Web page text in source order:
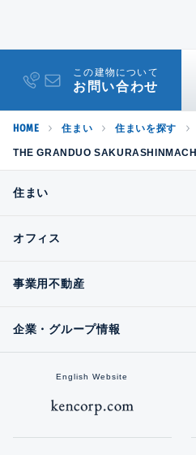
この建物について
お問い合わせ
HOME 住まい 住まいを探す
THE GRANDUO SAKURASHINMACHI
住まい
オフィス
事業用不動産
企業・グループ情報
English Website